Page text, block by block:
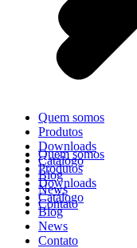
Quem somos
Produtos
Downloads
Catálogo
Blog
News
Contato
Quem somos
Produtos
Downloads
Catálogo
Blog
News
Contato